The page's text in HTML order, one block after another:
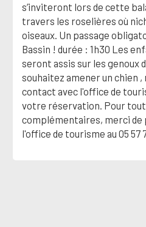
s’inviteront lors de cette
travers les roselières où
oiseaux. Un passage
Bassin ! durée : 1h30 Les
seront assis sur les genoux
souhaitez amener un chien
contact avec l'office de
votre réservation. Pour
complémentaires, merci
l'office de tourisme au 05 57